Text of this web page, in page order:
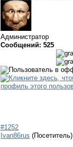
Администратор
Сообщений: 525
#1252
Ivan86rus (Посетитель)